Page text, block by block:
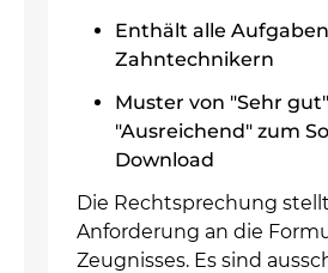
Enthält alle
Zahntechnikern
Muster von "Sehr
"Ausreichend" zum
Download
Die Rechtsprechung
Anforderung an die
Zeugnisses. Es sind